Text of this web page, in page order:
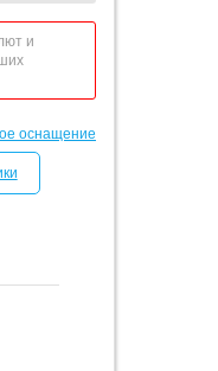
и
оснащение